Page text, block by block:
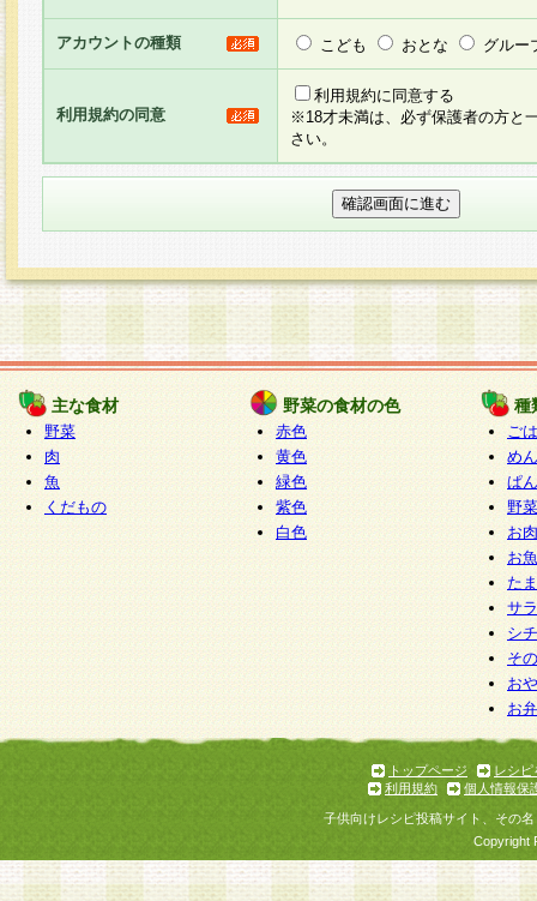
員に対して本サービスの依頼を行うこともあり、
た全ての会員に対して本サービスの依頼をすると
りま す。
3.当社は、会員の事前の承諾を得ることなく、当
方 法・手段にて、本規約を任意に制定、変更ま
きるものとします。改定後の本規約等は、本規約
に掲示したときに、その 他の諸規定については
てその効力を生じるものとします。
4.本規約は、会員登録希望者による会員登録手続
の当社による会員登録の承認が完了した時点で会
たものとみなされ、会員に対して適用されるもの
5.当社がお聞きする個人情報は、すべて会員登録
で提 供いただいたものと考えております。従っ
自らの個人情報の提供を希望されない場合には、
をお預かりいたしません が、提供されないこと
商品やサービス等をご利用いただけない場合があ
了承ください。
6.当社は、お客様から当社が保有している個人情
加・ 利用停止等を求められた場合には、ご本人
て確認できた場合に限り、法令に準拠して合理的
いただきます。なお、開示 請求等の請求先は個
ります。
1.会員とは、本規約等を承諾のうえ、当社所定の
了し、当社が承認した者、グループとします。な
が以下に該当する場合は会員登録をすることがで
アカウントの種類 こども おとな グルー
利用規約の同意
利用規約に同意する
※18才未満は、必ず保護者の方と
さい。
主な食材
野菜
肉
魚
くだもの
野菜の食材の色
赤色
黄色
緑色
紫色
白色
種
ご
めん
ぱん
野
お
お
た
サ
シ
そ
お
お
トップページ
レシピ
利用規約
個人情報保
子供向けレシピ投稿サイト、その
Copyright